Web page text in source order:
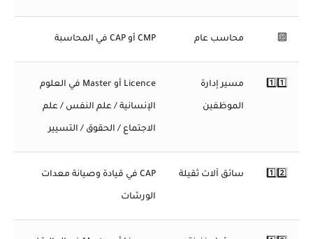
🔟 محاسب عام CMP أو CAP في المحاسبة
1️⃣1️⃣ مسير إدارة
الموظفين
Licence أو Master في العلوم
الإنسانية / علم النفس / علم
الاجتماع / الحقوق / التسيير
1️⃣2️⃣ سائق آلات ثقيلة CAP في قيادة وصيانة معدات
الورشات